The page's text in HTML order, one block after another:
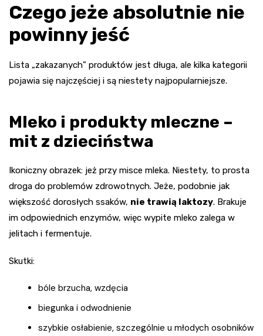
Czego jeże absolutnie nie
powinny jeść
Lista „zakazanych” produktów jest długa, ale kilka kategorii
pojawia się najczęściej i są niestety najpopularniejsze.
Mleko i produkty mleczne –
mit z dzieciństwa
Ikoniczny obrazek: jeż przy misce mleka. Niestety, to prosta
droga do problemów zdrowotnych. Jeże, podobnie jak
większość dorosłych ssaków, nie trawią laktozy. Brakuje
im odpowiednich enzymów, więc wypite mleko zalega w
jelitach i fermentuje.
Skutki:
bóle brzucha, wzdęcia
biegunka i odwodnienie
szybkie osłabienie, szczególnie u młodych osobników